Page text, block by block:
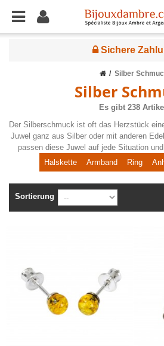
Sichere
Silber
Silber
Es gibt 238
Der Silberschmuck ist oft das Herzstück
Juwel ganz aus Silber oder mit anderen
passen diese Juwel auf jede Situation
Halskette
Armband Ring
Sortierung